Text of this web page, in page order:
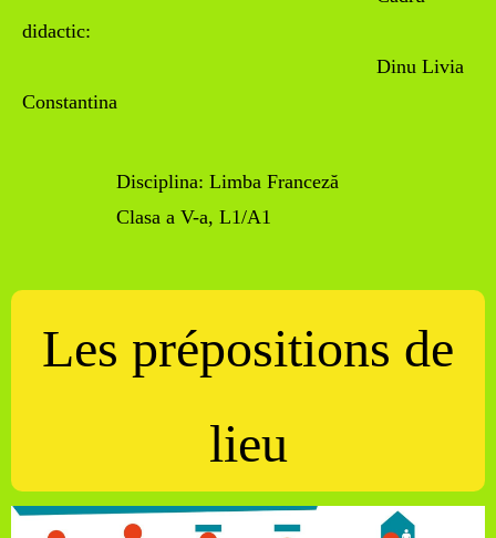
didactic:
Dinu Livia
Constantina
Disciplina: Limba Franceză
Clasa a V-a, L1/A1
Les prépositions de
lieu